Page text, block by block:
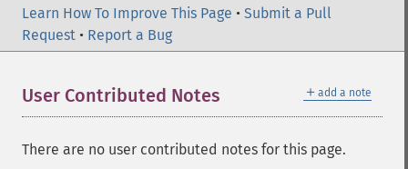
Learn How To Improve This Page • Submit a Pull
Request • Report a Bug
＋ add a note
User Contributed Notes
There are no user contributed notes for this page.
fann_​create_​train
fann_​create_​train_​from_​callback
fann_​descale_​input
fann_​descale_​train
fann_​destroy